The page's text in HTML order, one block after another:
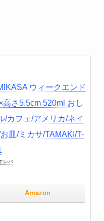
ウィークエンド
さ5.5cm 520ml おし
/カフェ/アメリカ/ネイ
皿/ミカサ/TAMAKI/T-
レバ
Amazon